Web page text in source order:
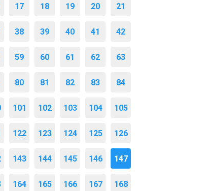
17 18 19 20 21
38 39 40 41 42
59 60 61 62 63
80 81 82 83 84
101 102 103 104 105
122 123 124 125 126
143 144 145 146 147
164 165 166 167 168